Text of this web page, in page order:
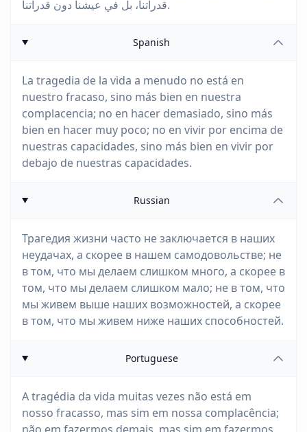
قدراتنا، بل في عيشنا دون قدراتنا.
Spanish
La tragedia de la vida a menudo no está en
nuestro fracaso, sino más bien en nuestra
complacencia; no en hacer demasiado, sino más
bien en hacer muy poco; no en vivir por encima de
nuestras capacidades, sino más bien en vivir por
debajo de nuestras capacidades.
Russian
Трагедия жизни часто не заключается в наших
неудачах, а скорее в нашем самодовольстве; не
в том, что мы делаем слишком много, а скорее в
том, что мы делаем слишком мало; не в том, что
мы живем выше наших возможностей, а скорее
в том, что мы живем ниже наших способностей.
Portuguese
A tragédia da vida muitas vezes não está em
nosso fracasso, mas sim em nossa complacência;